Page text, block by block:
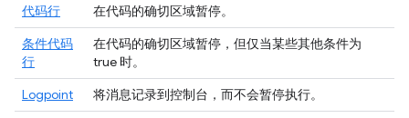
代码行
在代码的确切区域暂停。
条件代码
行
在代码的确切区域暂停，但仅当某些其他条件为
true 时。
Logpoint
将消息记录到控制台 ，而不会暂停执行。